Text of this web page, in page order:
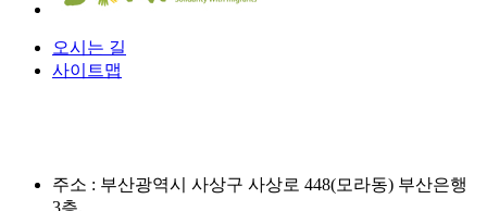
오시는 길
사이트맵
주소 : 부산광역시 사상구 사상로 448(모라동) 부산은행
3층,